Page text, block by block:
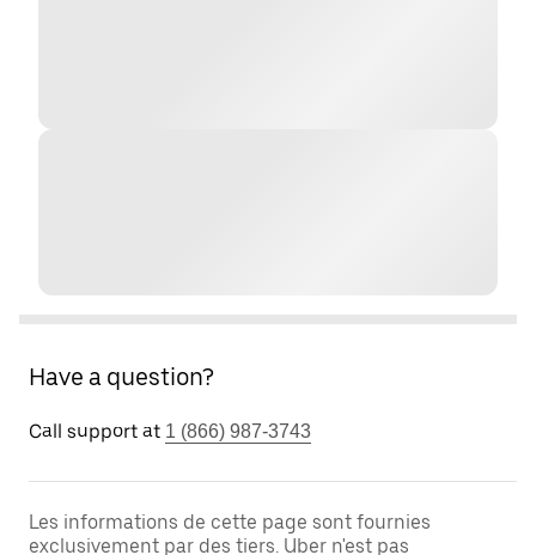
Have a question?
Call support at 1 (866) 987-3743
Les informations de cette page sont fournies
exclusivement par des tiers. Uber n'est pas